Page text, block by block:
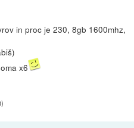
in proc je 230, 8gb 1600mhz,
x6
)